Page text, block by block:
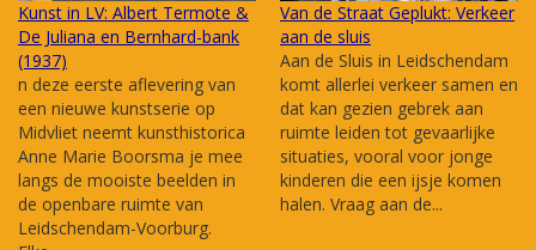
Kunst in LV: Albert Termote &
De Juliana en Bernhard-bank
(1937)
n deze eerste aflevering van
een nieuwe kunstserie op
Midvliet neemt kunsthistorica
Anne Marie Boorsma je mee
langs de mooiste beelden in
de openbare ruimte van
Leidschendam-Voorburg.
Van de Straat Geplukt: Verkeer
aan de sluis
Aan de Sluis in Leidschendam
komt allerlei verkeer samen en
dat kan gezien gebrek aan
ruimte leiden tot gevaarlijke
situaties, vooral voor jonge
kinderen die een ijsje komen
halen. Vraag aan de...